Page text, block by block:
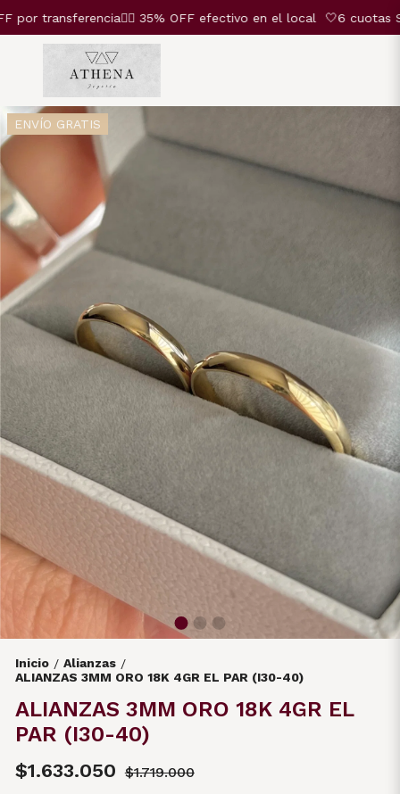
transferencia❤️‍🔥 35% OFF efectivo en el local 🤍6 cuotas
ENVÍO GRATIS
Inicio / Alianzas /
ALIANZAS 3MM ORO 18K 4GR EL PAR (I30-40)
ALIANZAS 3MM ORO 18K 4GR EL
PAR (I30-40)
$1.633.050 $1.719.000